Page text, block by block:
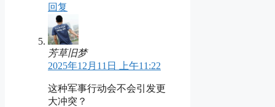
回复
芳草旧梦
2025年12月11日 上午11:22
这种军事行动会不会引发更
大冲突？